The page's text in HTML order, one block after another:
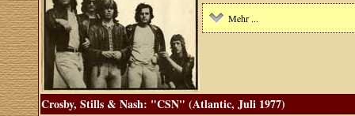
Mehr ...
Crosby, Stills & Nash: "CSN" (Atlantic, Juli 1977)